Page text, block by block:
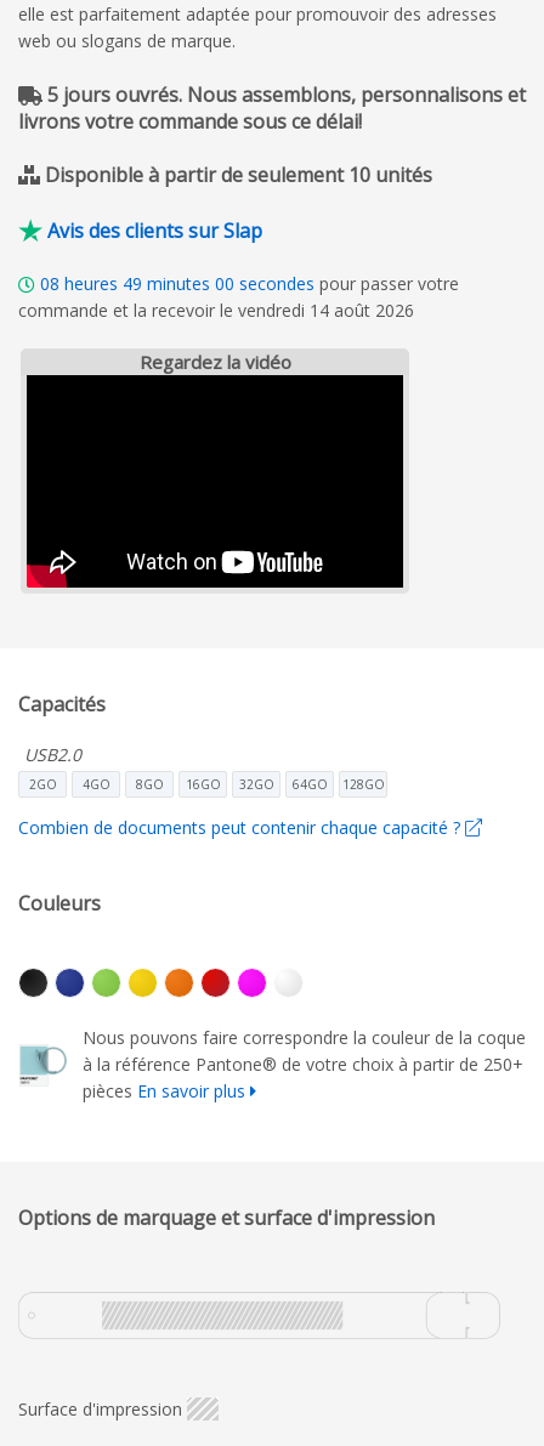
elle est parfaitement adaptée pour promouvoir des adresses
web ou slogans de marque.
5 jours ouvrés. Nous assemblons, personnalisons et
livrons votre commande sous ce délai!
Disponible à partir de seulement 10 unités
Avis des clients sur Slap
08 heures 48 minutes 59 secondes pour passer votre
commande et la recevoir le vendredi 14 août 2026
Regardez la vidéo
Capacités
USB2.0
2GO 4GO 8GO 16GO 32GO 64GO 128GO
Combien de documents peut contenir chaque capacité ?
Couleurs
Nous pouvons faire correspondre la couleur de la coque
à la référence Pantone® de votre choix à partir de 250+
pièces En savoir plus
Options de marquage et surface d'impression
Surface d'impression